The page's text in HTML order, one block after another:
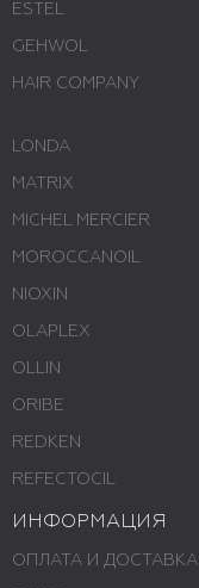
ESTEL
GEHWOL
HAIR COMPANY
LONDA
MATRIX
MICHEL MERCIER
MOROCCANOIL
NIOXIN
OLAPLEX
OLLIN
ORIBE
REDKEN
REFECTOCIL
ИНФОРМАЦИЯ
ОПЛАТА И ДОСТАВКА